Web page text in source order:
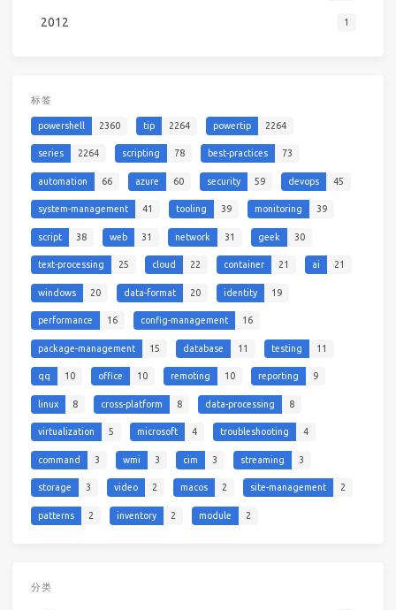
2012 1
标签
powershell 2360 tip 2264 powertip 2264
series 2264 scripting 78 best-practices 73
automation 66 azure 60 security 59 devops 45
system-management 41 tooling 39 monitoring 39
script 38 web 31 network 31 geek 30
text-processing 25 cloud 22 container 21 ai 21
windows 20 data-format 20 identity 19
performance 16 config-management 16
package-management 15 database 11 testing 11
qq 10 office 10 remoting 10 reporting 9
linux 8 cross-platform 8 data-processing 8
virtualization 5 microsoft 4 troubleshooting 4
command 3 wmi 3 cim 3 streaming 3
storage 3 video 2 macos 2 site-management 2
patterns 2 inventory 2 module 2
分类